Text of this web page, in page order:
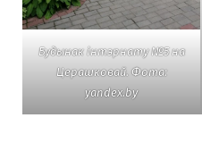
Будынак інтэрнату №5 на
Церашковай. Фота:
yandex.by